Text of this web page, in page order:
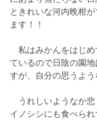
ときれいな河内晩柑
ます！！
私はみかんをはじめ
ているので日陰の園
すが、自分の思うよう
うれしいようなか悲
イノシシにも食べら